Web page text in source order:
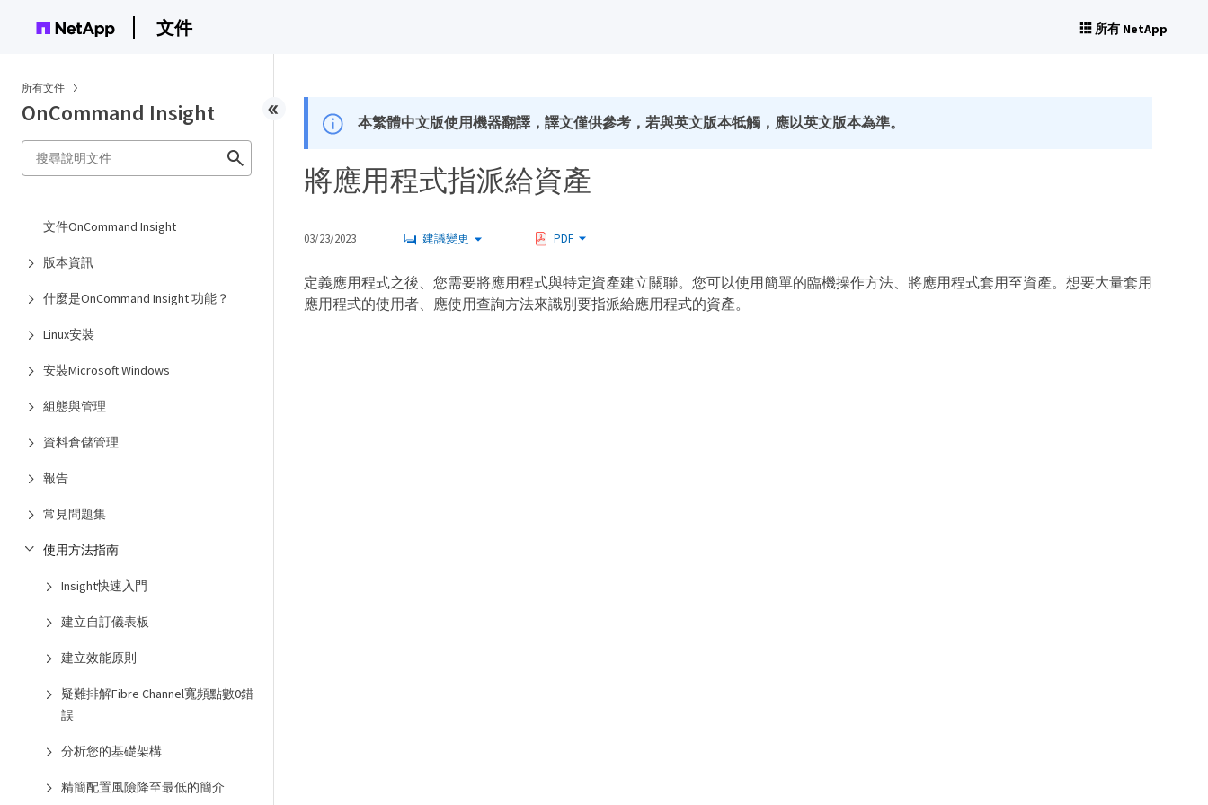
文件 所有 NetApp
所有文件
OnCommand Insight
文件OnCommand Insight
版本資訊
什麼是OnCommand Insight 功能？
Linux安裝
安裝Microsoft Windows
組態與管理
資料倉儲管理
報告
常見問題集
使用方法指南
Insight快速入門
建立自訂儀表板
建立效能原則
疑難排解Fibre Channel寬頻點數0錯
誤
分析您的基礎架構
精簡配置風險降至最低的簡介
本繁體中文版使用機器翻譯，譯文僅供參考，若與英文版本牴觸，應以英文版本為準。
將應用程式指派給資產
03/23/2023 建議變更 PDF
定義應用程式之後、您需要將應用程式與特定資產建立關聯。您可以使用簡單的臨機操作方法、將應用程式套用至資產。想要大量套用
應用程式的使用者、應使用查詢方法來識別要指派給應用程式的資產。